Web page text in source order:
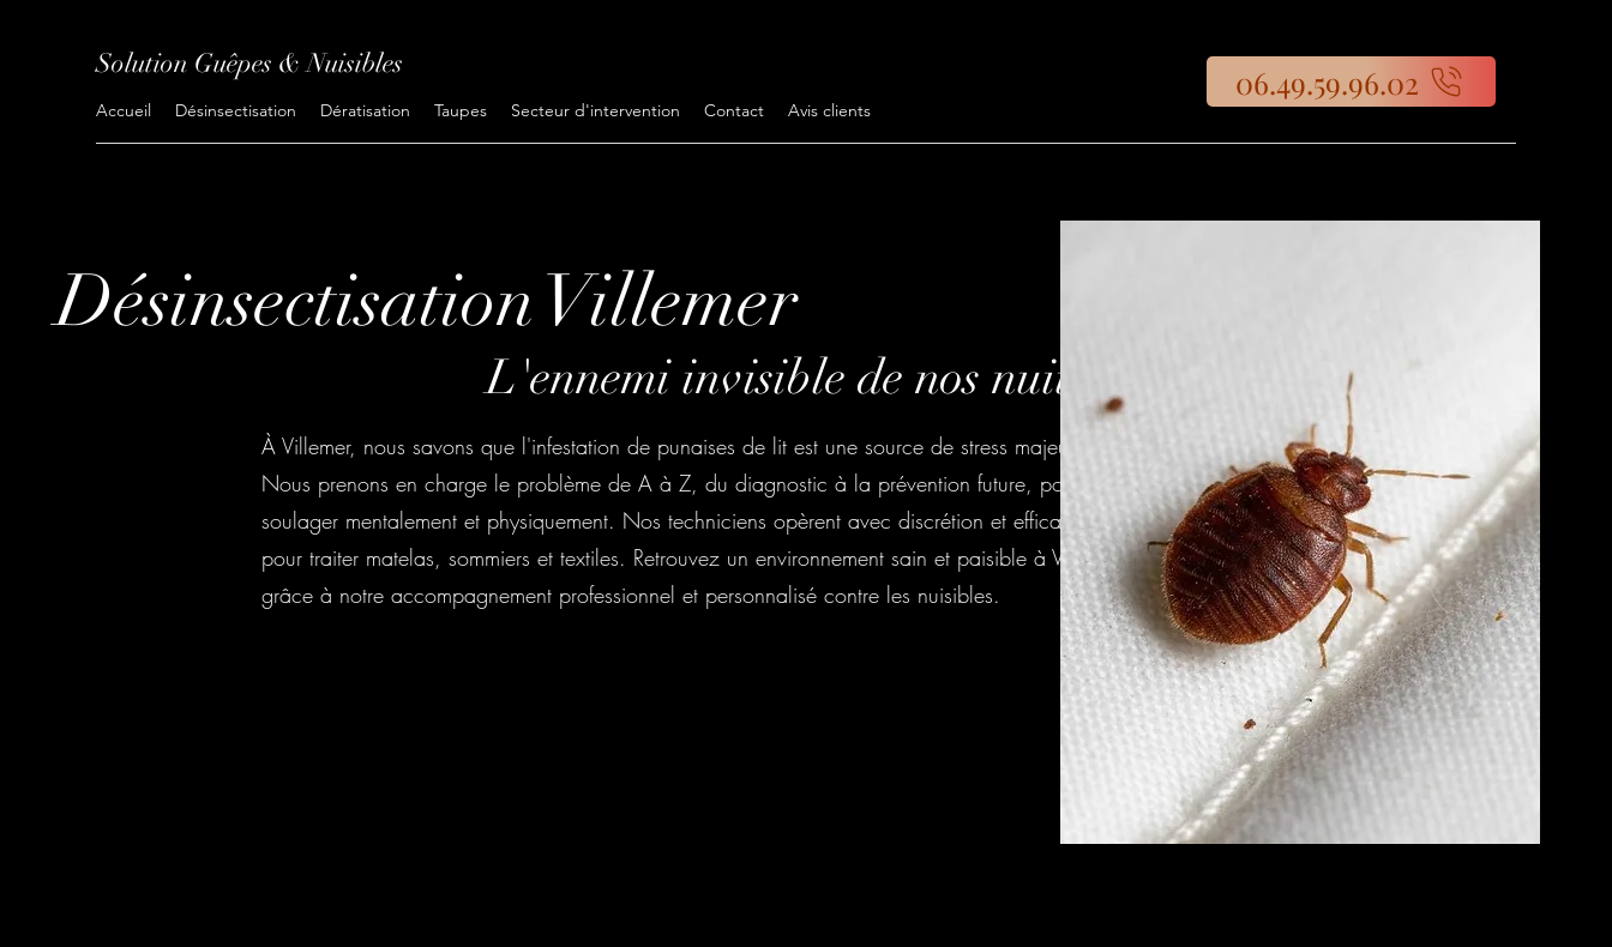
Solution Guêpes & Nuisibles
Accueil Désinsectisation Dératisation Taupes Secteur d'intervention Contact Avis clients
06.49.59.96.02
Désinsectisation Villemer
L'ennemi invisible de nos nuits
À Villemer, nous savons que l'infestation de punaises de lit est une source de stress majeur.
Nous prenons en charge le problème de A à Z, du diagnostic à la prévention future, pour vous
soulager mentalement et physiquement. Nos techniciens opèrent avec discrétion et efficacité
pour traiter matelas, sommiers et textiles. Retrouvez un environnement sain et paisible à Villemer
grâce à notre accompagnement professionnel et personnalisé contre les nuisibles.